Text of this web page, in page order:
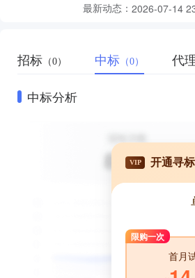
最新动态： 2026-07-14
招标 （0） 中标 （0） 代
中标分析
VIP 开通寻
限购一次
首月